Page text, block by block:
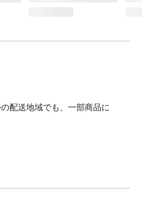
配送地域でも、一部商品に